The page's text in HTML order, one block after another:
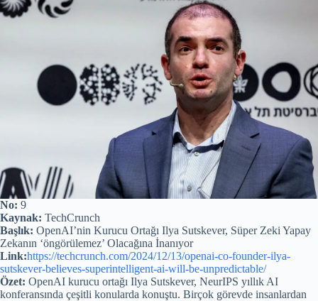
No: 9
Kaynak: TechCrunch
Başlık: OpenAI’nin Kurucu Ortağı Ilya Sutskever, Süper Zeki Yapay
Zekanın ‘öngörülemez’ Olacağına İnanıyor
Link:https://techcrunch.com/2024/12/13/openai-co-founder-ilya-
sutskever-believes-superintelligent-ai-will-be-unpredictable/
Özet: OpenAI kurucu ortağı Ilya Sutskever, NeurIPS yıllık AI
konferansında çeşitli konularda konuştu. Birçok görevde insanlardan